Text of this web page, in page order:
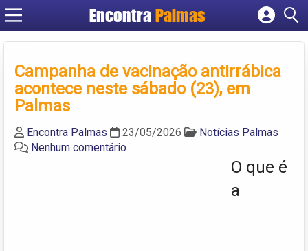
Encontra Palmas
Cadastrar empresa
Criar conta
Campanha de vacinação antirrábica
acontece neste sábado (23), em
Palmas
Encontra Palmas 23/05/2026
Notícias Palmas
Nenhum comentário
O que é
a